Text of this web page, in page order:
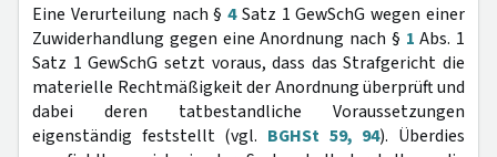
Eine Verurteilung nach §4Satz 1 GewSchG wegen einer
Zuwiderhandlung gegen eine Anordnung nach § 1 Abs. 1
Satz 1 GewSchG setzt voraus, dass das Strafgericht die
materielle Rechtmäßigkeit der Anordnung überprüft und
dabei deren tatbestandliche Voraussetzungen
eigenständig feststellt (vgl. BGHSt 59, 94). Überdies